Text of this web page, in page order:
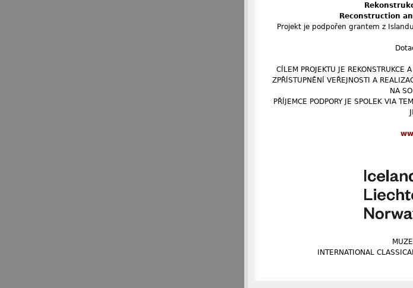
Reconstruction
Projekt je podpořen grantem z
CÍLEM PROJEKTU JE
ZPŘÍSTUPNĚNÍ VEŘEJNOSTI A
NA
PŘÍJEMCE PODPORY JE SPOLEK VIA
INTERNATIONAL